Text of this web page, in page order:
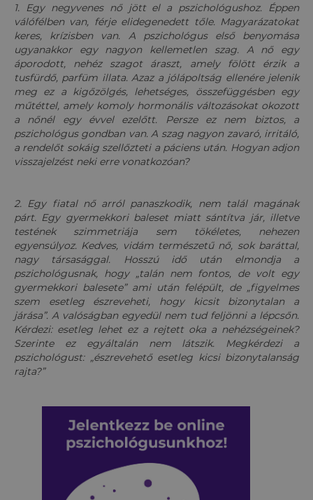
1. Egy negyvenes nő jött el a pszichológushoz. Éppen
válófélben van, férje elidegenedett tőle. Magyarázatokat
keres, krízisben van. A pszichológus első benyomása
ugyanakkor egy nagyon kellemetlen szag. A nő egy
áporodott, nehéz szagot áraszt, amely fölött érzik a
tusfürdő, parfüm illata. Azaz a jólápoltság ellenére jelenik
meg ez a kigőzölgés, lehetséges, összefüggésben egy
műtéttel, amely komoly hormonális változásokat okozott
a nőnél egy évvel ezelőtt. Persze ez nem biztos, a
pszichológus gondban van. A szag nagyon zavaró, irritáló,
a rendelőt sokáig szellőzteti a páciens után. Hogyan adjon
visszajelzést neki erre vonatkozóan?
2. Egy fiatal nő arról panaszkodik, nem talál magának
párt. Egy gyermekkori baleset miatt sántítva jár, illetve
testének szimmetriája sem tökéletes, nehezen
egyensúlyoz. Kedves, vidám természetű nő, sok baráttal,
nagy társasággal. Hosszú idő után elmondja a
pszichológusnak, hogy „talán nem fontos, de volt egy
gyermekkori balesete” ami után felépült, de „figyelmes
szem esetleg észreveheti, hogy kicsit bizonytalan a
járása”. A valóságban egyedül nem tud feljönni a lépcsőn.
Kérdezi: esetleg lehet ez a rejtett oka a nehézségeinek?
Szerinte ez egyáltalán nem látszik. Megkérdezi a
pszichológust: „észrevehető esetleg kicsi bizonytalanság
rajta?”